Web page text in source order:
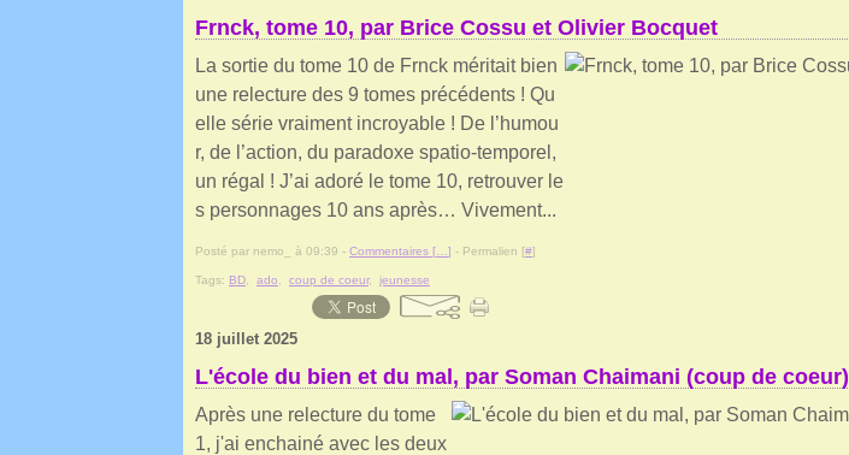
Frnck, tome 10, par Brice Cossu et Olivier Bocquet
La sortie du tome 10 de Frnck méritait bien
une relecture des 9 tomes précédents ! Qu
elle série vraiment incroyable ! De l’humou
r, de l’action, du paradoxe spatio-temporel,
un régal ! J’ai adoré le tome 10, retrouver le
s personnages 10 ans après… Vivement...
Posté par nemo_ à 09:39 - Commentaires [ ] - Permalien [#]
Tags: BD ado coup de coeur, jeunesse
18 juillet 2025
L'école du bien et du mal, par Soman Chaimani (coup de coeur)
Après une relecture du tome
1, j'ai enchainé avec les deux